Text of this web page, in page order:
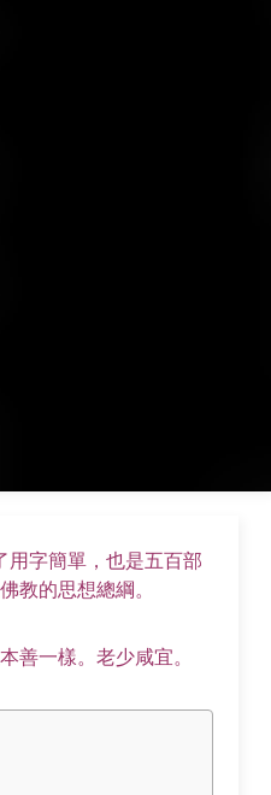
用字簡單，也是五百部
教的思想總綱。
善一樣。老少咸宜。